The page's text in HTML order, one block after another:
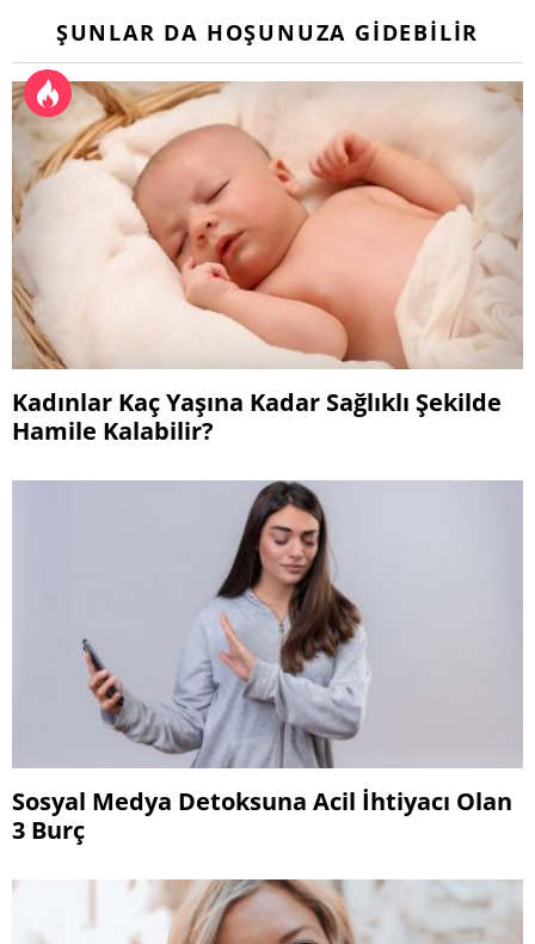
ŞUNLAR DA HOŞUNUZA GIDEBILIR
Kadınlar Kaç Yaşına Kadar Sağlıklı Şekilde
Hamile Kalabilir?
Sosyal Medya Detoksuna Acil İhtiyacı Olan
3 Burç